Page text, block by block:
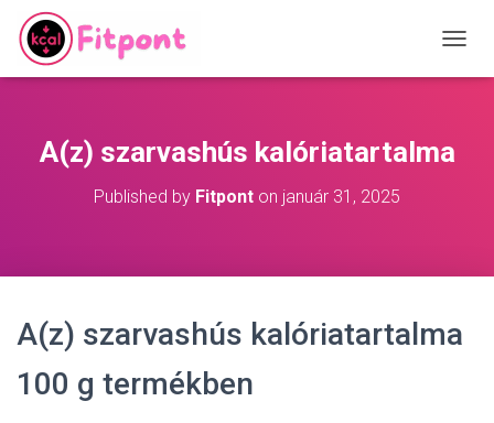
O
E
I
O
A(z) szarvashús kalóriatartalma
Published by Fitpont on január 31, 2025
A(z) szarvashús kalóriatartalma
100 g termékben